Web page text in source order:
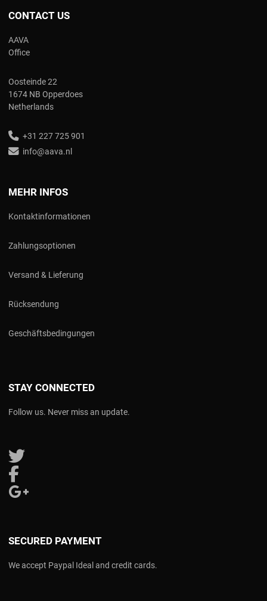
CONTACT US
AAVA
Office
Oosteinde 22
1674 NB Opperdoes
Netherlands
+31 227 725 901
info@aava.nl
MEHR INFOS
Kontaktinformationen
Zahlungsoptionen
Versand & Lieferung
Rücksendung
Geschäftsbedingungen
STAY CONNECTED
Follow us. Never miss an update.
Follow us on Twitter
SECURED PAYMENT
We accept Paypal Ideal and credit cards.